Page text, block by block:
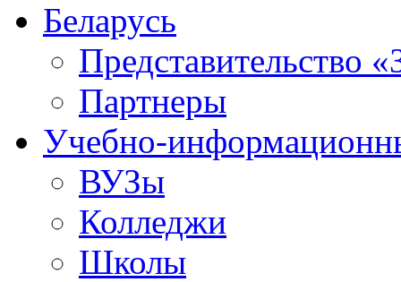
Беларусь
Представительство
Партнеры
Учебно-
ВУЗы
Колледжи
Школы